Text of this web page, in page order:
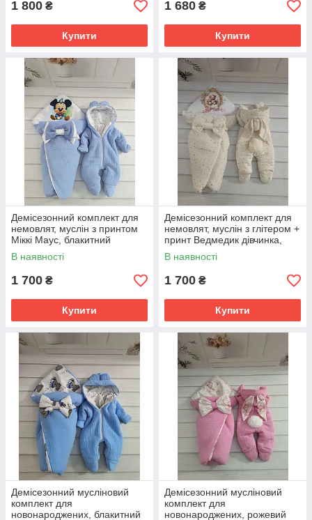
1 800 ₴
Купити
1 680 ₴
Купити
Демісезонний комплект для
немовлят, муслін з принтом
Міккі Маус, блакитний
В наявності
1 700 ₴
Купити
Демісезонний комплект для
немовлят, муслін з глітером +
принт Ведмедик дівчинка,
кремовий
В наявності
1 700 ₴
Купити
Демісезонний мусліновий
комплект для
новонароджених, блакитний
Демісезонний мусліновий
комплект для
новонароджених, рожевий